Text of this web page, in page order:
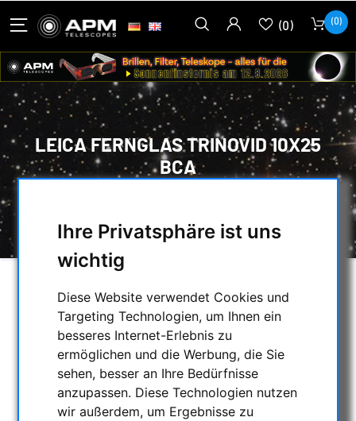
Ihre Privatsphäre ist uns
wichtig
Diese Website verwendet Cookies und
Targeting Technologien, um Ihnen ein
besseres Internet-Erlebnis zu
ermöglichen und die Werbung, die Sie
sehen, besser an Ihre Bedürfnisse
anzupassen. Diese Technologien nutzen
wir außerdem, um Ergebnisse zu
(0) (0)
LEICA FERNGLAS TRINOVID 10X25
BCA
LEICA FERNGLAS TRINOVID 10X25 BCA